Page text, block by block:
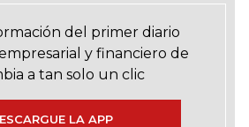
del primer diario
y financiero de
a tan solo un clic
LA APP